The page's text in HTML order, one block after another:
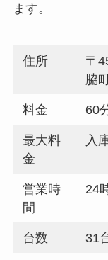
ます。
住所
〒
脇
料金 60
最大料
金
入
営業時
間
24
台数 31